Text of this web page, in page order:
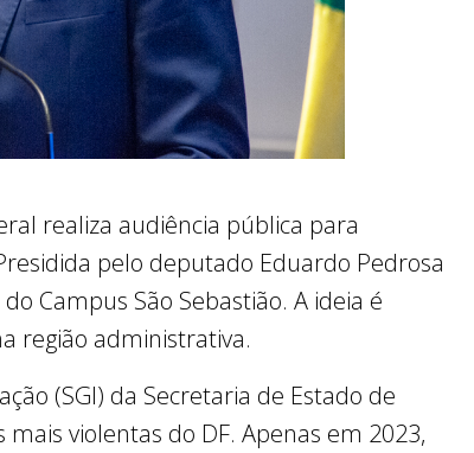
realiza audiência pública para
pelo deputado Eduardo Pedrosa
Campus São Sebastião. A ideia é
região administrativa.
(SGI) da Secretaria de Estado de
mais violentas do DF. Apenas em 2023,